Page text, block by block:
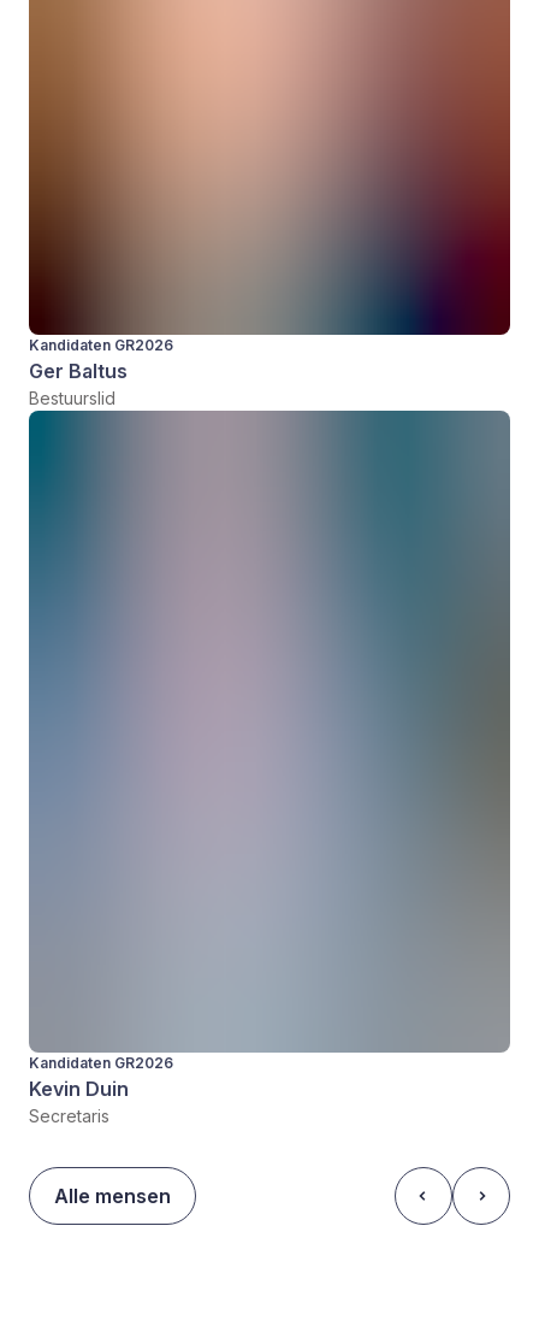
Kandidaten GR2026
Ger Baltus
Bestuurslid
Kandidaten GR2026
Kevin Duin
Secretaris
Alle mensen